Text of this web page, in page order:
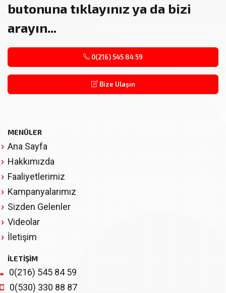
butonuna tıklayınız ya da bizi
arayın...
0(216) 545 84 59
Bize Ulaşın
MENÜLER
Ana Sayfa
Hakkımızda
Faaliyetlerimiz
Kampanyalarımız
Sizden Gelenler
Videolar
İletişim
İLETİŞİM
0(216) 545 84 59
0(530) 330 88 87